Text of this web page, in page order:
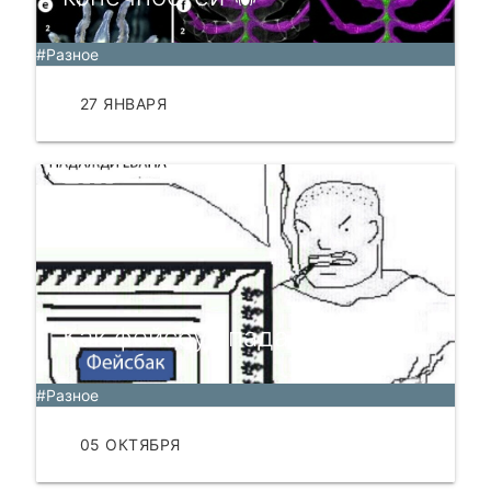
#Разное
27 ЯНВАРЯ
Как фейсбук падал
#Разное
05 ОКТЯБРЯ